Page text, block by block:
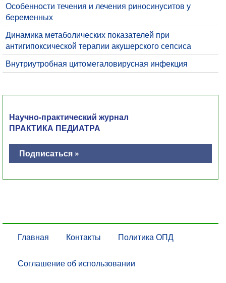
​Особенности течения и лечения риносинуситов у
беременных
Динамика метаболических показателей при
антигипоксической терапии акушерского сепсиса
Внутриутробная цитомегаловирусная инфекция
Научно-практический журнал
ПРАКТИКА ПЕДИАТРА
Подписаться »
Главная Контакты Политика ОПД
Соглашение об использовании